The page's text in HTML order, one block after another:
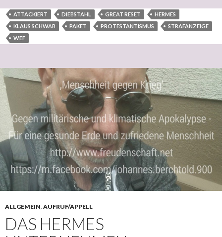
ATTACKIERT DIEBSTAHL GREAT RESET
HERMES
KLAUS SCHWAB
PAKET PROTESTANTISMUS
STRAFANZEIGE
WEF
ALLGEMEIN, AUFRUF/APPELL
DAS HERMES